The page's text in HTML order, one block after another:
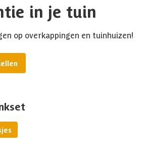
in je tuin
op overkappingen en tuinhuizen!